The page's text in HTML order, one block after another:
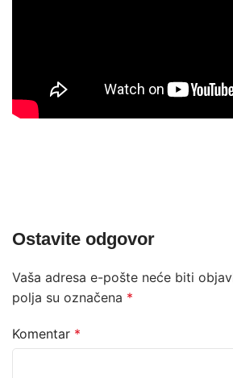
Ostavite odgovor
Vaša adresa e-pošte neće biti
polja su označena *
Komentar *